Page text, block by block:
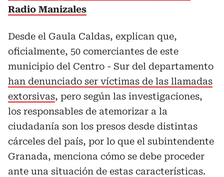
Radio Manizales
Desde el Gaula Caldas, explican que,
oficialmente, 50 comerciantes de este
municipio del Centro - Sur del departamento
han denunciado ser víctimas de las llamadas
extorsivas, pero según las investigaciones,
los responsables de atemorizar a la
ciudadanía son los presos desde distintas
cárceles del país, por lo que el subintendente
Granada, menciona cómo se debe proceder
ante una situación de estas características.